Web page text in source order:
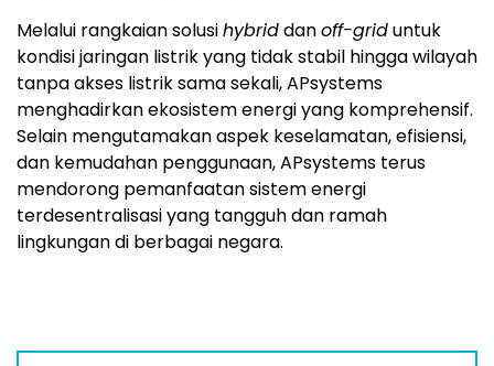
Melalui rangkaian solusihybriddanoff-griduntuk
kondisi jaringan listrik yang tidak stabil hingga wilayah
tanpa akses listrik sama sekali, APsystems
menghadirkan ekosistem energi yang komprehensif.
Selain mengutamakan aspek keselamatan, efisiensi,
dan kemudahan penggunaan, APsystems terus
mendorong pemanfaatan sistem energi
terdesentralisasi yang tangguh dan ramah
lingkungan di berbagai negara.